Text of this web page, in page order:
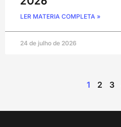
LER MATERIA COMPLETA »
24 de julho de 2026
1 2 3